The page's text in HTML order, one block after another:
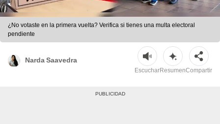
¿No votaste en la primera vuelta? Verifica si tienes una multa electoral
pendiente
Narda Saavedra
EscucharResumenCompartir